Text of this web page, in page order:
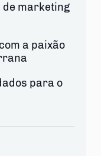
marketing
a paixão
para o